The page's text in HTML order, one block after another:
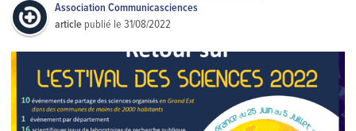
Association Communicasciences
article publié le31/08/2022